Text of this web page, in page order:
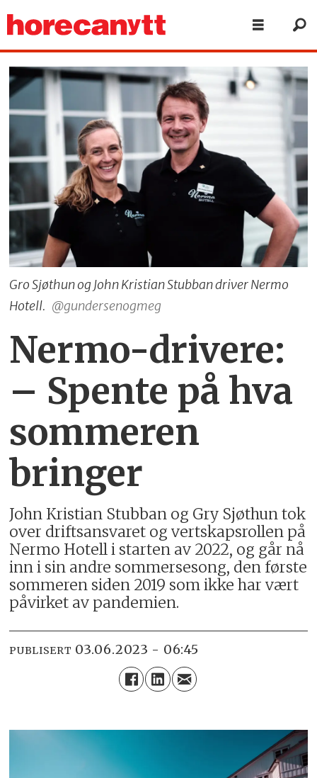
Gro Sjøthun og John Kristian Stubban driver Nermo
Hotell. @gundersenogmeg
Nermo-drivere:
– Spente på hva
sommeren
bringer
John Kristian Stubban og Gry Sjøthun tok
over driftsansvaret og vertskapsrollen på
Nermo Hotell i starten av 2022, og går nå
inn i sin andre sommersesong, den første
sommeren siden 2019 som ikke har vært
påvirket av pandemien.
PUBLISERT 03.06.2023 - 06:45